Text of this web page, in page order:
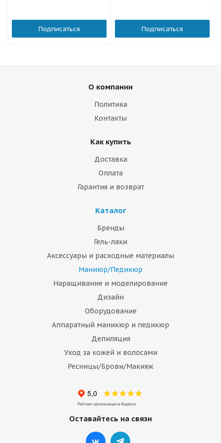
Подписаться Подписаться
О компании
Политика
Контакты
Как купить
Доставка
Оплата
Гарантия и возврат
Каталог
Бренды
Гель-лаки
Аксессуары и расходные материалы
Маниюр/Педикюр
Наращивание и моделирование
Дизайн
Оборудование
Аппаратный маникюр и педикюр
Депиляция
Уход за кожей и волосами
Ресницы/Брови/Макияж
Оставайтесь на связи